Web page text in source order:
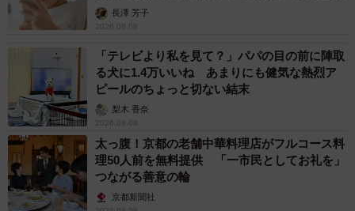
解説】長澤 芳子
2026.08.08
「テレビより私を見て？」パパの目の前に陣取
る犬に1.4万いいね あまりにも健気な熱烈ア
ピールのちょっと切ない結末
梨木 香奈
2026.08.08
太っ腹！京都の老舗中華料理店がフルコース料
理50人前を無料提供 「一市民としてお礼を」
つながる善意の輪
京都新聞社